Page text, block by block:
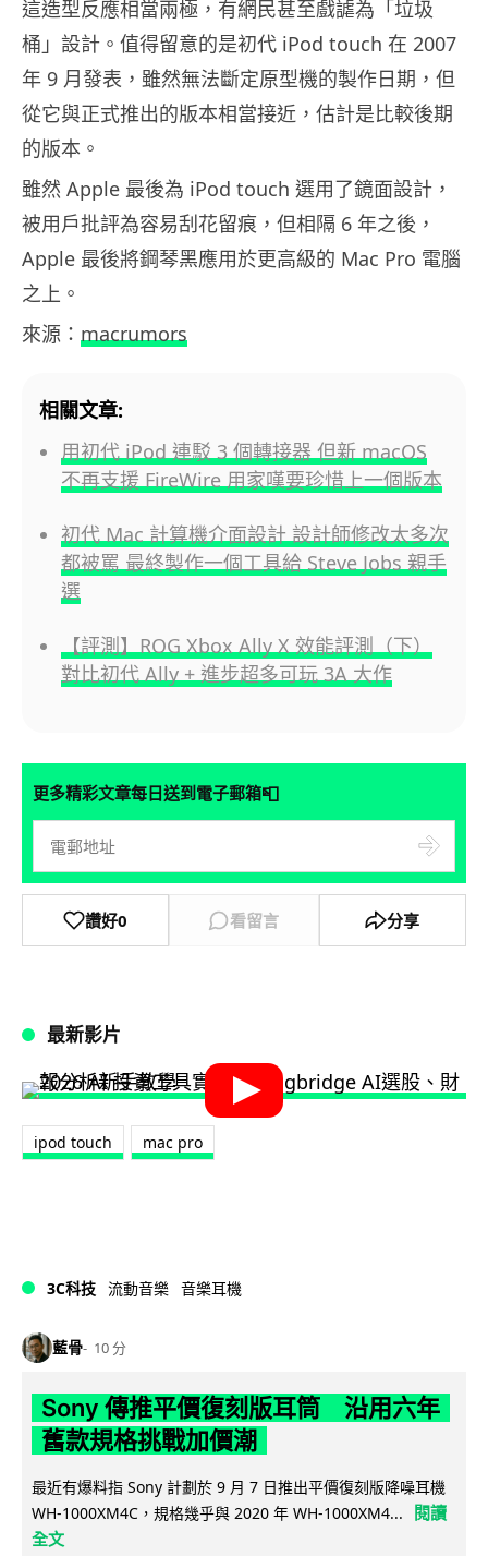
這造型反應相當兩極，有網民甚至戲謔為「垃圾
桶」設計。值得留意的是初代 iPod touch 在 2007
年 9 月發表，雖然無法斷定原型機的製作日期，但
從它與正式推出的版本相當接近，估計是比較後期
的版本。
雖然 Apple 最後為 iPod touch 選用了鏡面設計，
被用戶批評為容易刮花留痕，但相隔 6 年之後，
Apple 最後將鋼琴黑應用於更高級的 Mac Pro 電腦
之上。
來源： macrumors
相關文章:
用初代 iPod 連駁 3 個轉接器 但新 macOS
不再支援 FireWire 用家嘆要珍惜上一個版本
初代 Mac 計算機介面設計 設計師修改太多次
都被罵 最終製作一個工具給 Steve Jobs 親手
選
【評測】ROG Xbox Ally X 效能評測（下）
對比初代 Ally + 進步超多可玩 3A 大作
更多精彩文章每日送到電子郵箱📮
讚好0 看留言 分享
最新影片
ipod touch mac pro
3C科技 流動音樂 音樂耳機
藍骨 10 分
Sony 傳推平價復刻版耳筒 沿用六年
舊款規格挑戰加價潮
最近有爆料指 Sony 計劃於 9 月 7 日推出平價復刻版降噪耳機
WH-1000XM4C，規格幾乎與 2020 年 WH-1000XM4...
閱讀
全文